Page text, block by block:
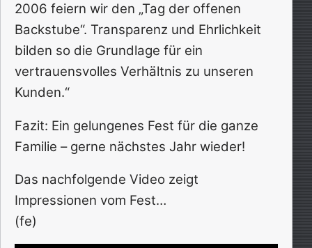
2006 feiern wir den „Tag der offenen
Backstube“. Transparenz und Ehrlichkeit
bilden so die Grundlage für ein
vertrauensvolles Verhältnis zu unseren
Kunden.“
Fazit: Ein gelungenes Fest für die ganze
Familie – gerne nächstes Jahr wieder!
Das nachfolgende Video zeigt
Impressionen vom Fest…
(fe)